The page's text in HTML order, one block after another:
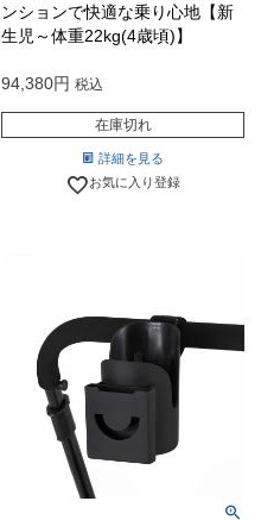
ンションで快適な乗り心地【新
生児～体重22kg(4歳頃)】
94,380 税込
在庫切れ
詳細を見る
お気に入り登録